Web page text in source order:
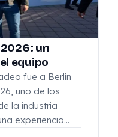
2026: un
equipo
fue a Berlín
uno de los
la industria
experiencia…